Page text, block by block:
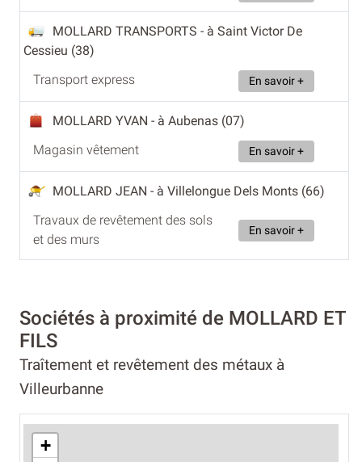
MOLLARD TRANSPORTS - à Saint Victor De
Cessieu (38)
Transport express
En savoir +
MOLLARD YVAN - à Aubenas (07)
Magasin vêtement
En savoir +
MOLLARD JEAN - à Villelongue Dels Monts (66)
Travaux de revêtement des sols
et des murs
En savoir +
Sociétés à proximité de MOLLARD ET
FILS
Traîtement et revêtement des métaux à
Villeurbanne
+